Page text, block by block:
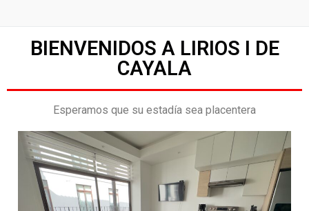
BIENVENIDOS A LIRIOS I DE
CAYALA
Esperamos que su estadía sea placentera